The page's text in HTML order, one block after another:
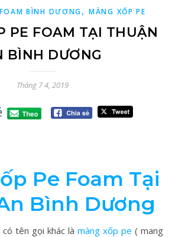
BÌNH DƯƠNG,MÀNG XỐP PE
PE FOAM TẠI THUẬN
BÌNH DƯƠNG
Tháng 7 4, 2019
Pe Foam Tại
Bình Dương
có tên gọi khác là màng xốp pe ( mang